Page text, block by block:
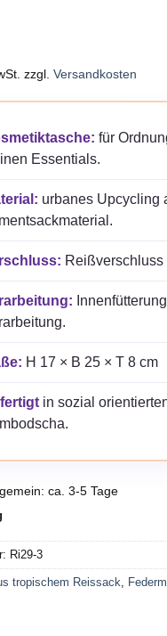
zzgl. Versandkosten
für
Essentials.
urbanes Upcycling
H 17 × B 25 × T 8 cm
in sozial
ca. 3-5 Tage
Ri29-3
tropischem Reissack